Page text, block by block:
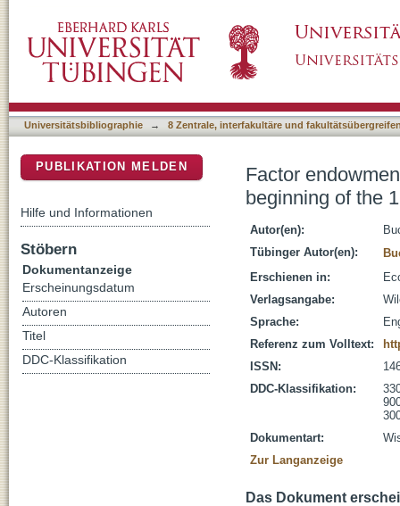
Universitätsbibliographie → 8 Zentrale, interfakultäre und
Factor
beginning of the
Autor(en):
Tübinger Autor(en):
Erschienen in:
Verlagsangabe:
Sprache:
Referenz zum Volltext:
ISSN:
DDC-Klassifikation:
Dokumentart:
Zur Langanzeige
Das Dokument
PUBLIKATION MELDEN
Hilfe und Informationen
Stöbern
Dokumentanzeige
Erscheinungsdatum
Autoren
Titel
DDC-Klassifikation